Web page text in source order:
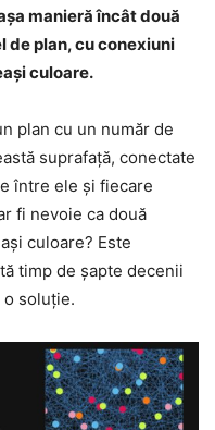
manieră încât două
de plan, cu conexiuni
culoare.
plan cu un număr de
suprafaţă, conectate
între ele şi fiecare
fi nevoie ca două
culoare? Este
timp de şapte decenii
o soluţie.